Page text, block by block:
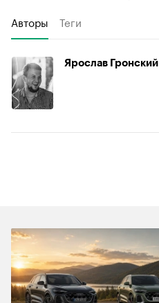
Авторы Теги
Ярослав Гронский